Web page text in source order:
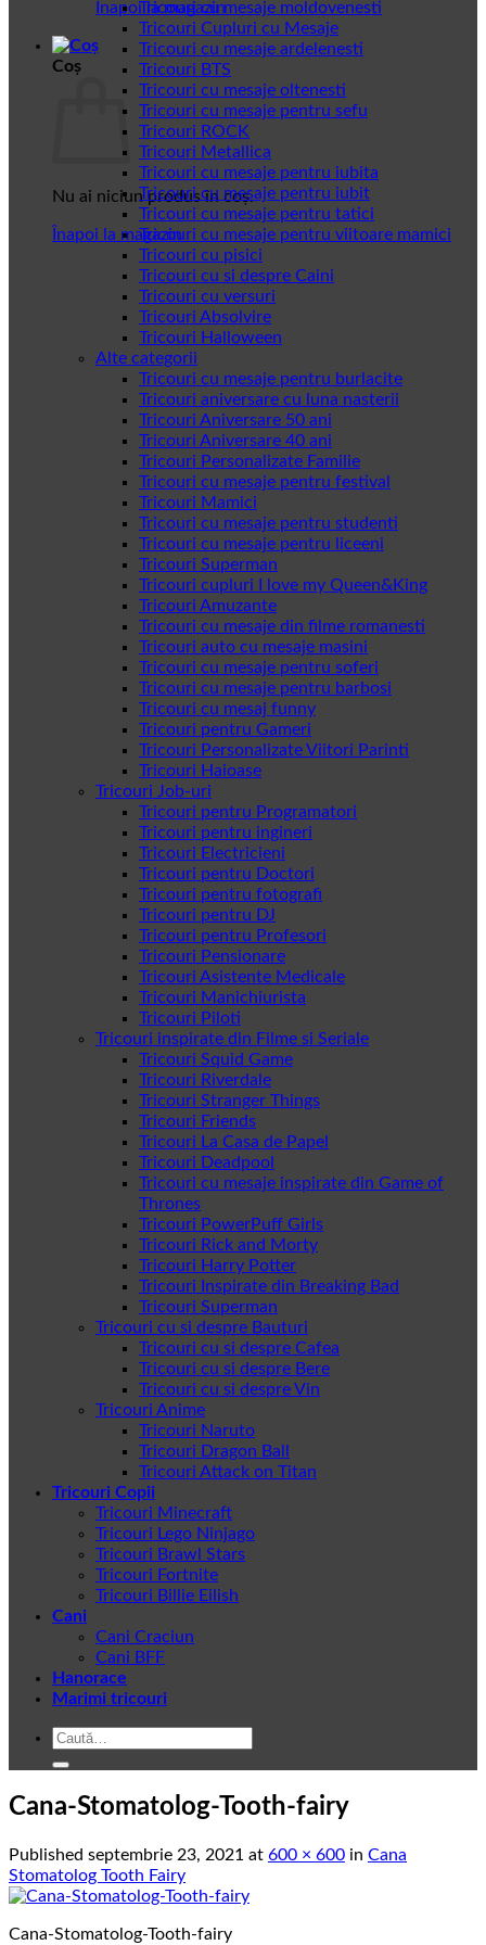
Înapoi la magazin
Coș
Nu ai niciun produs în coș.
Înapoi la magazin
Tricouri cu mesaje moldovenesti
Tricouri Cupluri cu Mesaje
Tricouri cu mesaje ardelenesti
Tricouri BTS
Tricouri cu mesaje oltenesti
Tricouri cu mesaje pentru sefu
Tricouri ROCK
Tricouri Metallica
Tricouri cu mesaje pentru iubita
Tricouri cu mesaje pentru iubit
Tricouri cu mesaje pentru tatici
Tricouri cu mesaje pentru viitoare mamici
Tricouri cu pisici
Tricouri cu si despre Caini
Tricouri cu versuri
Tricouri Absolvire
Tricouri Halloween
Alte categorii
Tricouri cu mesaje pentru burlacite
Tricouri aniversare cu luna nasterii
Tricouri Aniversare 50 ani
Tricouri Aniversare 40 ani
Tricouri Personalizate Familie
Tricouri cu mesaje pentru festival
Tricouri Mamici
Tricouri cu mesaje pentru studenti
Tricouri cu mesaje pentru liceeni
Tricouri Superman
Tricouri cupluri I love my Queen&King
Tricouri Amuzante
Tricouri cu mesaje din filme romanesti
Tricouri auto cu mesaje masini
Tricouri cu mesaje pentru soferi
Tricouri cu mesaje pentru barbosi
Tricouri cu mesaj funny
Tricouri pentru Gameri
Tricouri Personalizate Viitori Parinti
Tricouri Haioase
Tricouri Job-uri
Tricouri pentru Programatori
Tricouri pentru ingineri
Tricouri Electricieni
Tricouri pentru Doctori
Tricouri pentru fotografi
Tricouri pentru DJ
Tricouri pentru Profesori
Tricouri Pensionare
Tricouri Asistente Medicale
Tricouri Manichiurista
Tricouri Piloti
Tricouri inspirate din Filme si Seriale
Tricouri Squid Game
Tricouri Riverdale
Tricouri Stranger Things
Tricouri Friends
Tricouri La Casa de Papel
Tricouri Deadpool
Tricouri cu mesaje inspirate din Game of
Thrones
Tricouri PowerPuff Girls
Tricouri Rick and Morty
Tricouri Harry Potter
Tricouri Inspirate din Breaking Bad
Tricouri Superman
Tricouri cu si despre Bauturi
Tricouri cu si despre Cafea
Tricouri cu si despre Bere
Tricouri cu si despre Vin
Tricouri Anime
Tricouri Naruto
Tricouri Dragon Ball
Tricouri Attack on Titan
Tricouri Copii
Tricouri Minecraft
Tricouri Lego Ninjago
Tricouri Brawl Stars
Tricouri Fortnite
Tricouri Billie Eilish
Cani
Cani Craciun
Cani BFF
Hanorace
Marimi tricouri
Caută
Cana-Stomatolog-Tooth-fairy
Published septembrie 23, 2021 at 600 × 600 in Cana
Stomatolog Tooth Fairy
Cana-Stomatolog-Tooth-fairy